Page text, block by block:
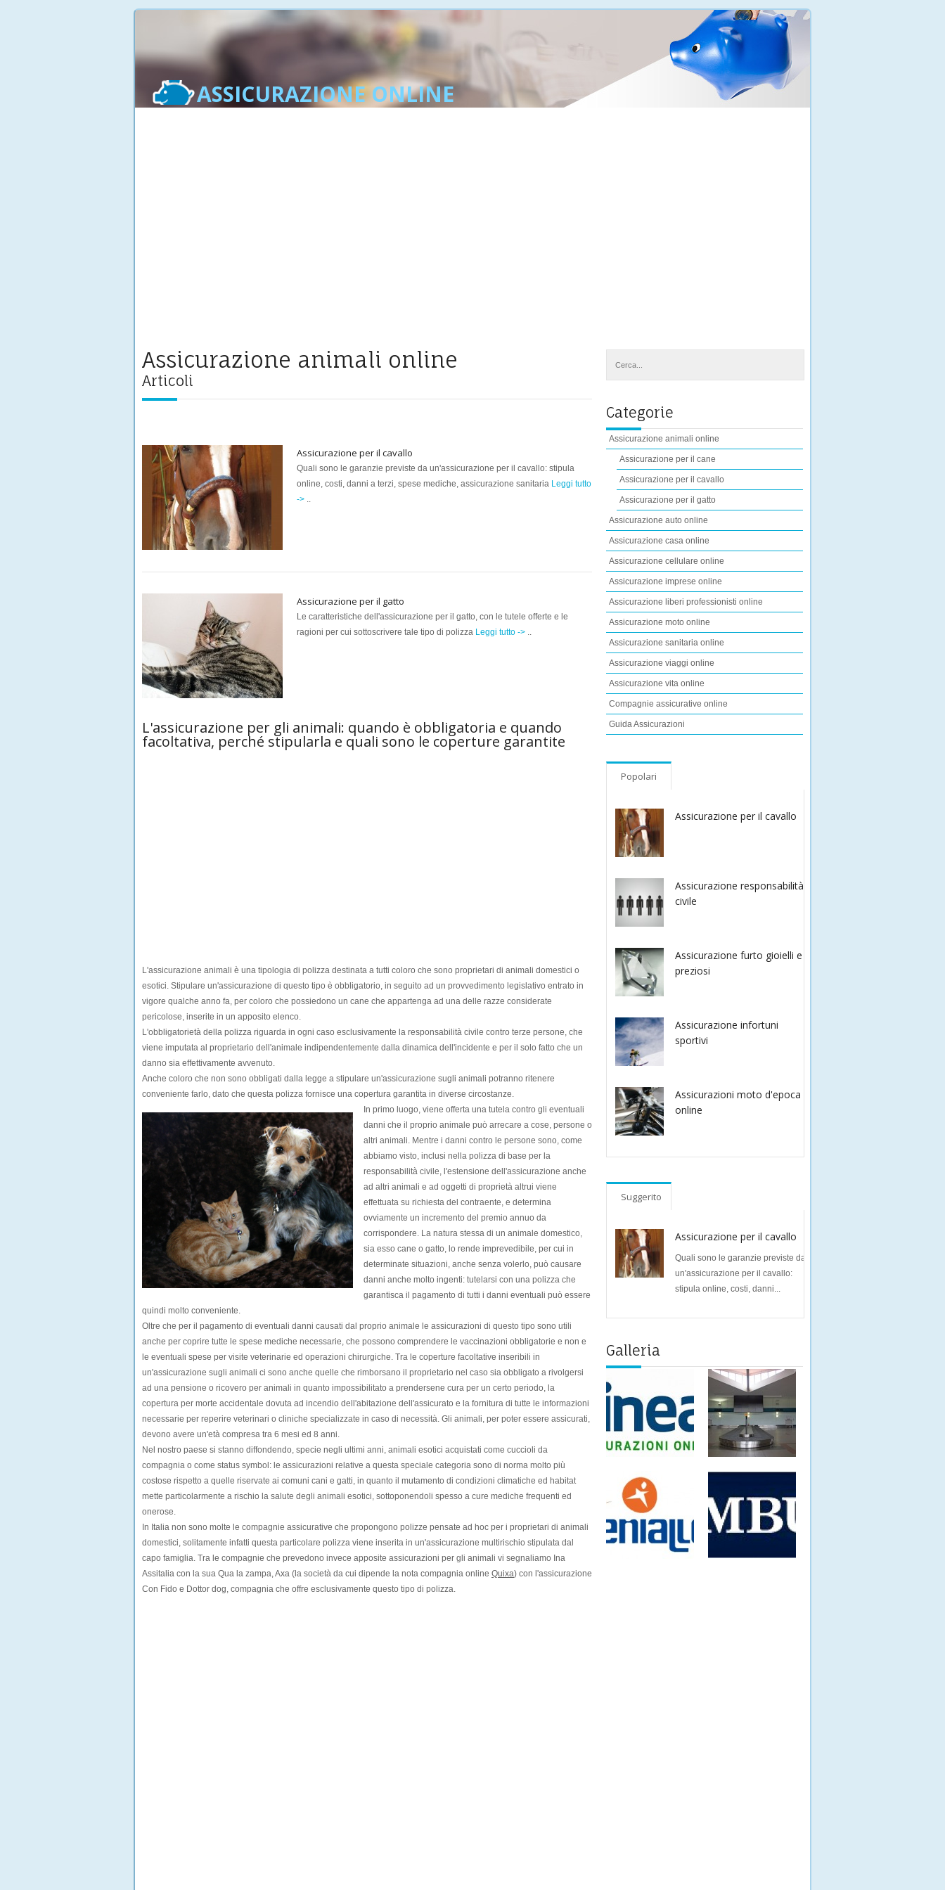
ASSICURAZIONE ONLINE
Assicurazione animali online
Articoli
Assicurazione per il cavallo
Quali sono le garanzie previste da un'assicurazione per il cavallo: stipula
online, costi, danni a terzi, spese mediche, assicurazione sanitaria Leggi tutto
-> ..
Assicurazione per il gatto
Le caratteristiche dell'assicurazione per il gatto, con le tutele offerte e le
ragioni per cui sottoscrivere tale tipo di polizza Leggi tutto -> ..
L'assicurazione per gli animali: quando è obbligatoria e quando
facoltativa, perché stipularla e quali sono le coperture garantite
L'assicurazione animali è una tipologia di polizza destinata a tutti coloro che sono proprietari di animali domestici o
esotici. Stipulare un'assicurazione di questo tipo è obbligatorio, in seguito ad un provvedimento legislativo entrato in
vigore qualche anno fa, per coloro che possiedono un cane che appartenga ad una delle razze considerate
pericolose, inserite in un apposito elenco.
L'obbligatorietà della polizza riguarda in ogni caso esclusivamente la responsabilità civile contro terze persone, che
viene imputata al proprietario dell'animale indipendentemente dalla dinamica dell'incidente e per il solo fatto che un
danno sia effettivamente avvenuto.
Anche coloro che non sono obbligati dalla legge a stipulare un'assicurazione sugli animali potranno ritenere
conveniente farlo, dato che questa polizza fornisce una copertura garantita in diverse circostanze.
In primo luogo, viene offerta una tutela contro gli eventuali
danni che il proprio animale può arrecare a cose, persone o
altri animali. Mentre i danni contro le persone sono, come
abbiamo visto, inclusi nella polizza di base per la
responsabilità civile, l'estensione dell'assicurazione anche
ad altri animali e ad oggetti di proprietà altrui viene
effettuata su richiesta del contraente, e determina
ovviamente un incremento del premio annuo da
corrispondere. La natura stessa di un animale domestico,
sia esso cane o gatto, lo rende imprevedibile, per cui in
determinate situazioni, anche senza volerlo, può causare
danni anche molto ingenti: tutelarsi con una polizza che
garantisca il pagamento di tutti i danni eventuali può essere
quindi molto conveniente.
Oltre che per il pagamento di eventuali danni causati dal proprio animale le assicurazioni di questo tipo sono utili
anche per coprire tutte le spese mediche necessarie, che possono comprendere le vaccinazioni obbligatorie e non e
le eventuali spese per visite veterinarie ed operazioni chirurgiche. Tra le coperture facoltative inseribili in
un'assicurazione sugli animali ci sono anche quelle che rimborsano il proprietario nel caso sia obbligato a rivolgersi
ad una pensione o ricovero per animali in quanto impossibilitato a prendersene cura per un certo periodo, la
copertura per morte accidentale dovuta ad incendio dell'abitazione dell'assicurato e la fornitura di tutte le informazioni
necessarie per reperire veterinari o cliniche specializzate in caso di necessità. Gli animali, per poter essere assicurati,
devono avere un'età compresa tra 6 mesi ed 8 anni.
Nel nostro paese si stanno diffondendo, specie negli ultimi anni, animali esotici acquistati come cuccioli da
compagnia o come status symbol: le assicurazioni relative a questa speciale categoria sono di norma molto più
costose rispetto a quelle riservate ai comuni cani e gatti, in quanto il mutamento di condizioni climatiche ed habitat
mette particolarmente a rischio la salute degli animali esotici, sottoponendoli spesso a cure mediche frequenti ed
onerose.
In Italia non sono molte le compagnie assicurative che propongono polizze pensate ad hoc per i proprietari di animali
domestici, solitamente infatti questa particolare polizza viene inserita in un'assicurazione multirischio stipulata dal
capo famiglia. Tra le compagnie che prevedono invece apposite assicurazioni per gli animali vi segnaliamo Ina
Assitalia con la sua Qua la zampa,Axa (la società da cui dipende la nota compagnia online Quixa) con l'assicurazione
Con Fido e Dottor dog, compagnia che offre esclusivamente questo tipo di polizza.
Categorie
Assicurazione animali online
Assicurazione per il cane
Assicurazione per il cavallo
Assicurazione per il gatto
Assicurazione auto online
Assicurazione casa online
Assicurazione cellulare online
Assicurazione imprese online
Assicurazione liberi professionisti online
Assicurazione moto online
Assicurazione sanitaria online
Assicurazione viaggi online
Assicurazione vita online
Compagnie assicurative online
Guida Assicurazioni
Popolari
Assicurazione per il cavallo
Assicurazione responsabilità
civile
Assicurazione furto gioielli e
preziosi
Assicurazione infortuni
sportivi
Assicurazioni moto d'epoca
online
Suggerito
Assicurazione per il cavallo
Quali sono le garanzie previste da
un'assicurazione per il cavallo:
stipula online, costi, danni...
Galleria